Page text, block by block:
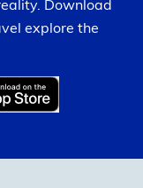
situaciones en
la aerolínea,
de tales
Download
explore the